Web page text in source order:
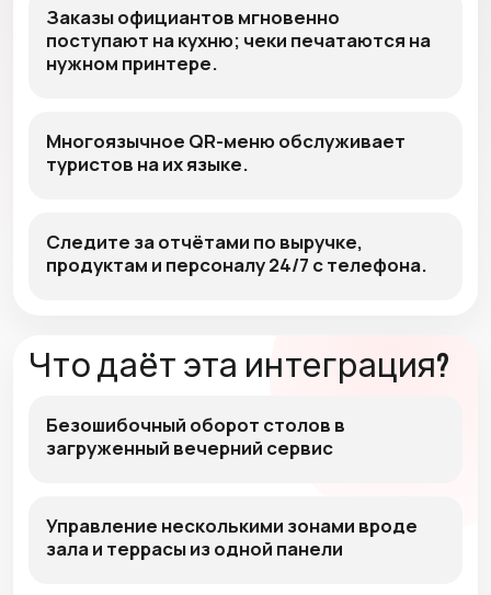
Заказы официантов мгновенно
поступают на кухню; чеки печатаются на
нужном принтере.
Многоязычное QR-меню обслуживает
туристов на их языке.
Следите за отчётами по выручке,
продуктам и персоналу 24/7 с телефона.
Что даёт эта интеграция?
Безошибочный оборот столов в
загруженный вечерний сервис
Управление несколькими зонами вроде
зала и террасы из одной панели